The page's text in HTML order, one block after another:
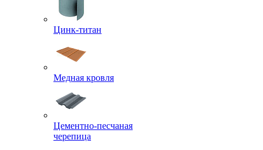
Цинк-титан
Медная кровля
Цементно-песчаная
черепица